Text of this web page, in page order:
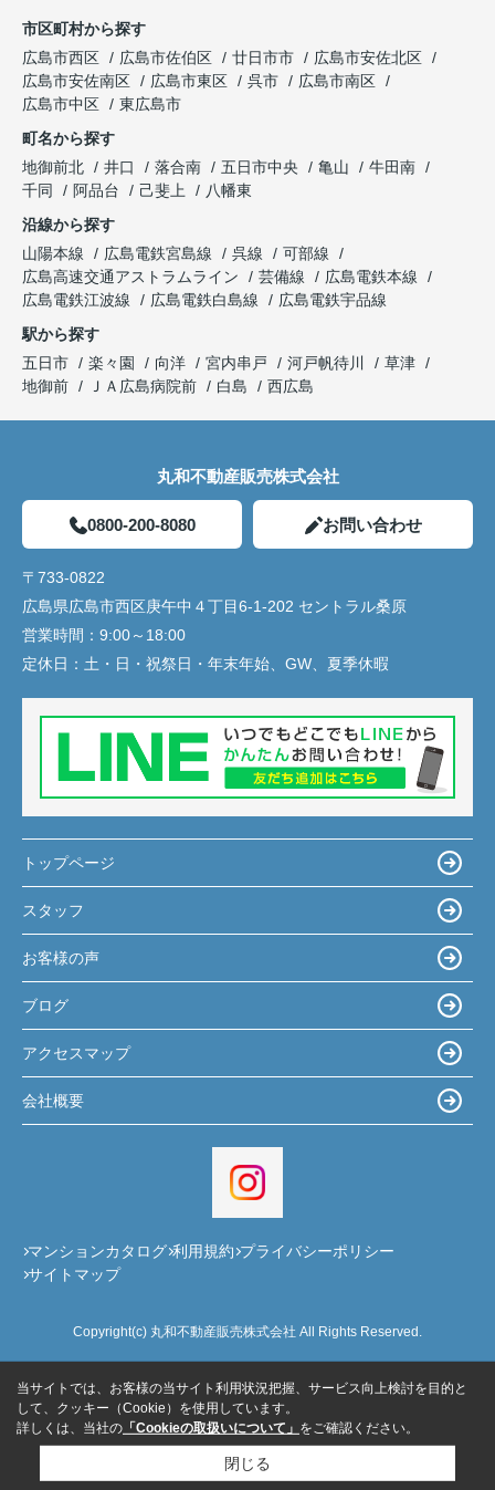
市区町村から探す
広島市西区
広島市佐伯区 廿日市市
広島市安佐北区
広島市安佐南区
広島市東区 呉市
広島市南区
広島市中区
東広島市
町名から探す
地御前北
井口 落合南 五日市中央 亀山
牛田南
千同
阿品台 己斐上
八幡東
沿線から探す
山陽本線
広島電鉄宮島線 呉線
可部線
広島高速交通アストラムライン
芸備線
広島電鉄本線
広島電鉄江波線
広島電鉄白島線
広島電鉄宇品線
駅から探す
五日市
楽々園 向洋 宮内串戸 河戸帆待川
草津
地御前
ＪＡ広島病院前 白島 西広島
丸和不動産販売株式会社
0800-200-8080 お問い合わせ
〒733-0822
広島県広島市西区庚午中４丁目6-1-202 セントラル桑原
営業時間： 9:00～18:00
定休日： 土・日・祝祭日・年末年始、GW、夏季休暇
トップページ
スタッフ
お客様の声
ブログ
アクセスマップ
会社概要
マンションカタログ 利用規約 プライバシーポリシー
サイトマップ
Copyright(c) 丸和不動産販売株式会社 All Rights Reserved.
当サイトでは、お客様の当サイト利用状況把握、サービス向上検討を目的と
して、クッキー（Cookie）を使用しています。
詳しくは、当社の 「Cookieの取扱いについて」 をご確認ください。
閉じる